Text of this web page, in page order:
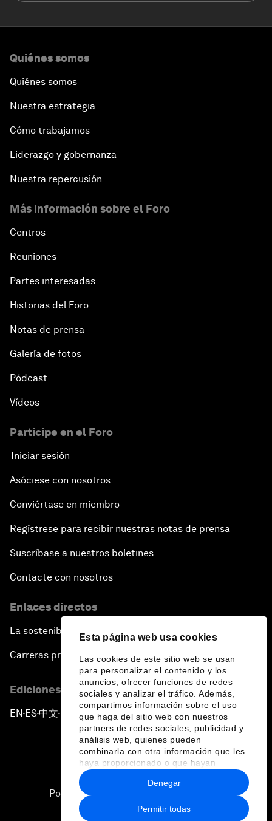
Esta página web usa cookies
Las cookies de este sitio web se usan
para personalizar el contenido y los
anuncios, ofrecer funciones de redes
sociales y analizar el tráfico. Además,
compartimos información sobre el uso
que haga del sitio web con nuestros
partners de redes sociales, publicidad y
análisis web, quienes pueden
combinarla con otra información que les
haya proporcionado o que hayan
recopilado a partir del uso que haya
hecho de sus servicios.
Permitir todas
Denegar
Quiénes somos
Quiénes somos
Nuestra estrategia
Cómo trabajamos
Liderazgo y gobernanza
Nuestra repercusión
Más información sobre el Foro
Centros
Reuniones
Partes interesadas
Historias del Foro
Notas de prensa
Galería de fotos
Pódcast
Vídeos
Participe en el Foro
Iniciar sesión
Asóciese con nosotros
Conviértase en miembro
Regístrese para recibir nuestras notas de prensa
Suscríbase a nuestros boletines
Contacte con nosotros
Enlaces directos
La sostenibilidad en el Foro
Carreras profesionales
Ediciones en otros idiomas
EN ▪ES▪中文▪ 日本語
Política de privacidad y normas de uso
Sitemap